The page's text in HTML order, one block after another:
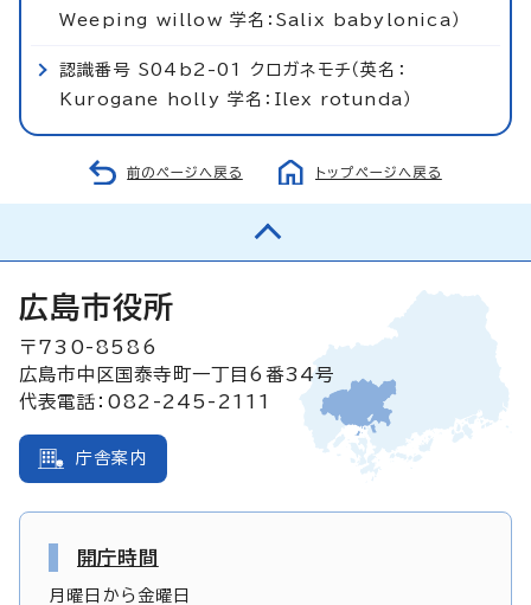
Weeping willow 学名：Salix babylonica）
認識番号 S04b2-01 クロガネモチ（英名：
Kurogane holly 学名：Ilex rotunda）
前のページへ戻る トップページへ戻る
広島市役所
〒730-8586
広島市中区国泰寺町一丁目6番34号
代表電話：082-245-2111
庁舎案内
開庁時間
月曜日から金曜日